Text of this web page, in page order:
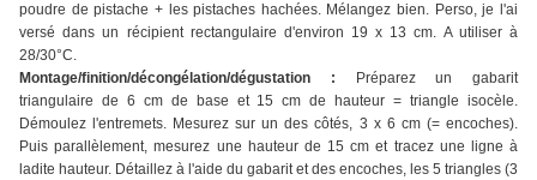
poudre de pistache + les pistaches hachées. Mélangez bien. Perso, je l'ai
versé dans un récipient rectangulaire d'environ 19 x 13 cm. A utiliser à
28/30°C.
Montage/finition/décongélation/dégustation :
Préparez un gabarit
triangulaire de 6 cm de base et 15 cm de hauteur = triangle isocèle.
Démoulez l'entremets. Mesurez sur un des côtés, 3 x 6 cm (= encoches).
Puis parallèlement, mesurez une hauteur de 15 cm et tracez une ligne à
ladite hauteur. Détaillez à l'aide du gabarit et des encoches, les 5 triangles (3